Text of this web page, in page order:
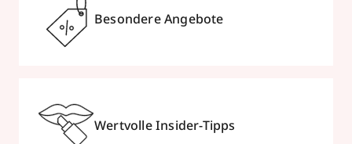
Besondere Angebote
Wertvolle Insider-Tipps